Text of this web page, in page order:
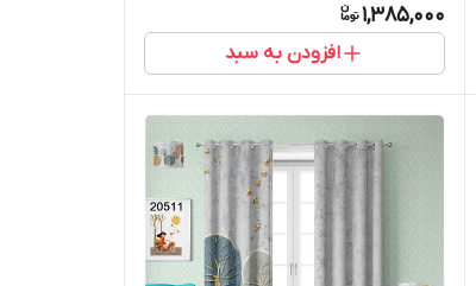
1,385,000
افزودن به سبد